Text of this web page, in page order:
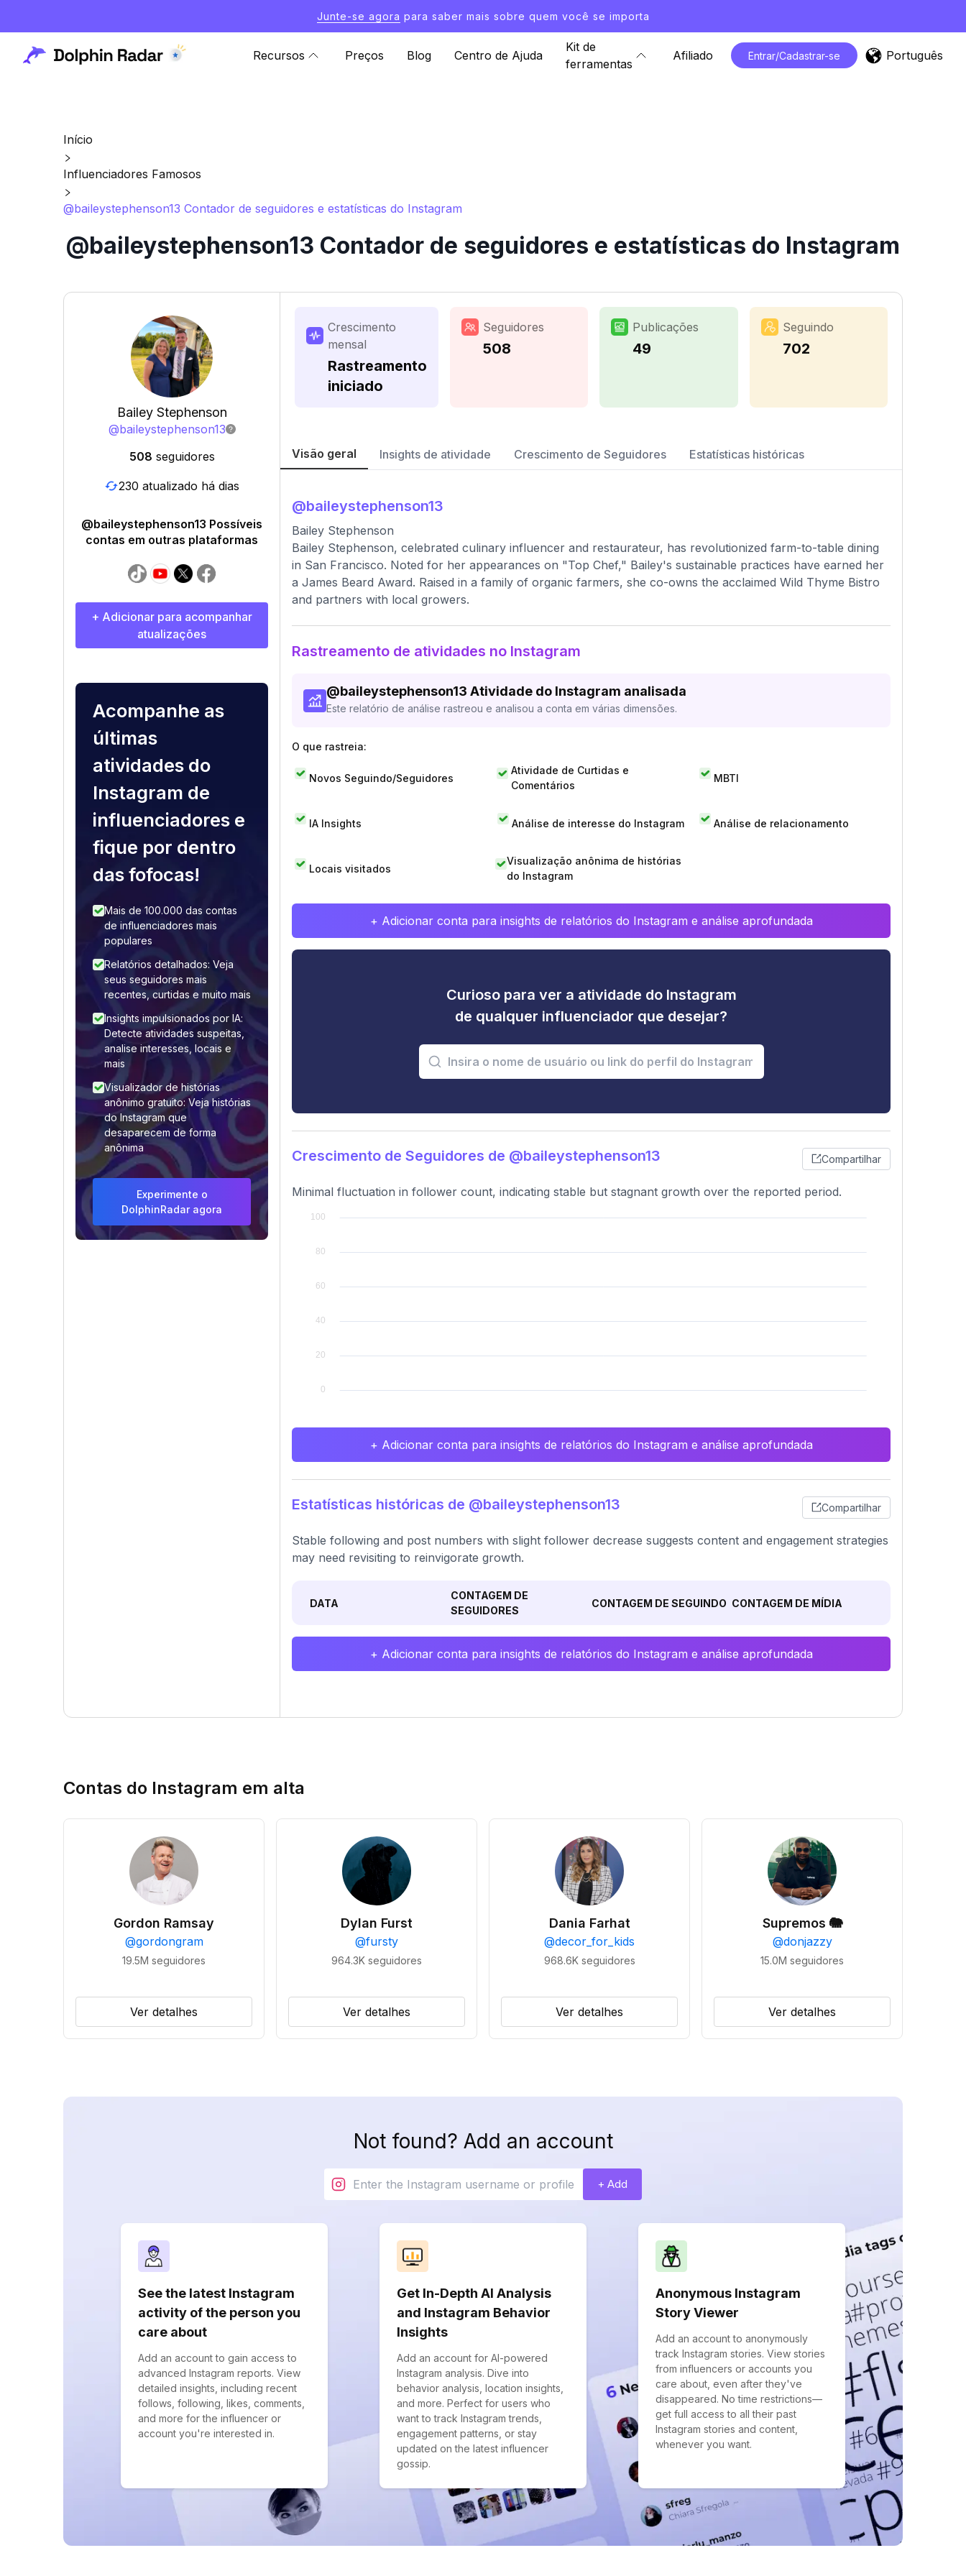
Junte-se agora para saber mais sobre quem você se importa
Recursos Preços Blog Centro de Ajuda
Kit de
ferramentas
Afiliado Entrar/Cadastrar-se Português
Início
Influenciadores Famosos
@baileystephenson13 Contador de seguidores e estatísticas do Instagram
@baileystephenson13 Contador de seguidores e estatísticas do Instagram
Bailey Stephenson
@baileystephenson13
508 seguidores
230 atualizado há dias
@baileystephenson13 Possíveis
contas em outras plataformas
+ Adicionar para acompanhar
atualizações
Acompanhe as
últimas
atividades do
Instagram de
influenciadores e
fique por dentro
das fofocas!
Mais de 100.000 das contas
de influenciadores mais
populares
Relatórios detalhados: Veja
seus seguidores mais
recentes, curtidas e muito mais
Insights impulsionados por IA:
Detecte atividades suspeitas,
analise interesses, locais e
mais
Visualizador de histórias
anônimo gratuito: Veja histórias
do Instagram que
desaparecem de forma
anônima
Experimente o
DolphinRadar agora
Crescimento
mensal
Rastreamento
iniciado
Seguidores
508
Publicações
49
Seguindo
702
Visão geral Insights de atividade Crescimento de Seguidores Estatísticas históricas
@baileystephenson13
Bailey Stephenson
Bailey Stephenson, celebrated culinary influencer and restaurateur, has revolutionized farm-to-table dining
in San Francisco. Noted for her appearances on "Top Chef," Bailey's sustainable practices have earned her
a James Beard Award. Raised in a family of organic farmers, she co-owns the acclaimed Wild Thyme Bistro
and partners with local growers.
Rastreamento de atividades no Instagram
@baileystephenson13 Atividade do Instagram analisada
Este relatório de análise rastreou e analisou a conta em várias dimensões.
O que rastreia:
Novos Seguindo/Seguidores
Atividade de Curtidas e
Comentários
MBTI
IA Insights Análise de interesse do Instagram Análise de relacionamento
Locais visitados
Visualização anônima de histórias
do Instagram
+ Adicionar conta para insights de relatórios do Instagram e análise aprofundada
Curioso para ver a atividade do Instagram
de qualquer influenciador que desejar?
Crescimento de Seguidores de @baileystephenson13 Compartilhar
Minimal fluctuation in follower count, indicating stable but stagnant growth over the reported period.
+ Adicionar conta para insights de relatórios do Instagram e análise aprofundada
Estatísticas históricas de @baileystephenson13 Compartilhar
Stable following and post numbers with slight follower decrease suggests content and engagement strategies
may need revisiting to reinvigorate growth.
DATA
CONTAGEM DE
SEGUIDORES
CONTAGEM DE SEGUINDO CONTAGEM DE MÍDIA
+ Adicionar conta para insights de relatórios do Instagram e análise aprofundada
Contas do Instagram em alta
Gordon Ramsay
@gordongram
19.5M seguidores
Ver detalhes
Dylan Furst
@fursty
964.3K seguidores
Ver detalhes
Dania Farhat
@decor_for_kids
968.6K seguidores
Ver detalhes
Supremos 🐘
@donjazzy
15.0M seguidores
Ver detalhes
Not found? Add an account
+ Add
See the latest Instagram
activity of the person you
care about
Add an account to gain access to
advanced Instagram reports. View
detailed insights, including recent
follows, following, likes, comments,
and more for the influencer or
account you're interested in.
Get In-Depth AI Analysis
and Instagram Behavior
Insights
Add an account for AI-powered
Instagram analysis. Dive into
behavior analysis, location insights,
and more. Perfect for users who
want to track Instagram trends,
engagement patterns, or stay
updated on the latest influencer
gossip.
Anonymous Instagram
Story Viewer
Add an account to anonymously
track Instagram stories. View stories
from influencers or accounts you
care about, even after they've
disappeared. No time restrictions—
get full access to all their past
Instagram stories and content,
whenever you want.